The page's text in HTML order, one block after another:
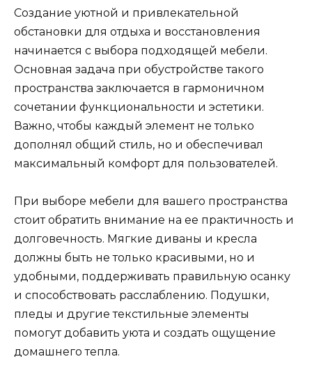
Создание уютной и привлекательной
обстановки для отдыха и восстановления
начинается с выбора подходящей мебели.
Основная задача при обустройстве такого
пространства заключается в гармоничном
сочетании функциональности и эстетики.
Важно, чтобы каждый элемент не только
дополнял общий стиль, но и обеспечивал
максимальный комфорт для пользователей.
При выборе мебели для вашего пространства
стоит обратить внимание на ее практичность и
долговечность. Мягкие диваны и кресла
должны быть не только красивыми, но и
удобными, поддерживать правильную осанку
и способствовать расслаблению. Подушки,
пледы и другие текстильные элементы
помогут добавить уюта и создать ощущение
домашнего тепла.